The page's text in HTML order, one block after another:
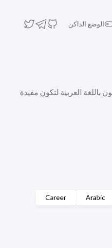
الوضع الداكن
باللغة العربية لتكون مفيدة
Arabic
Career